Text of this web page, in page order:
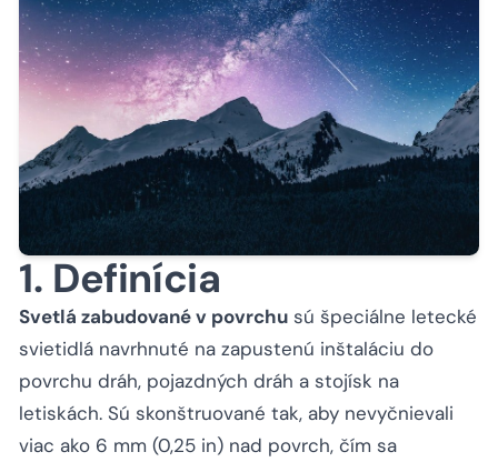
1. Definícia
Svetlá zabudované v povrchu sú špeciálne letecké
svietidlá navrhnuté na zapustenú inštaláciu do
povrchu dráh, pojazdných dráh a stojísk na
letiskách. Sú skonštruované tak, aby nevyčnievali
viac ako 6 mm (0,25 in) nad povrch, čím sa